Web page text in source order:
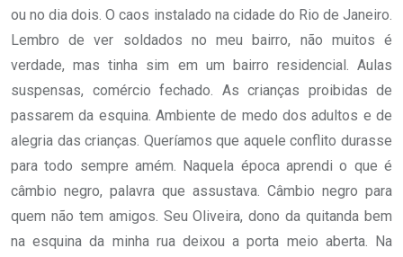
ou no dia dois. O caos instalado na cidade do Rio de Janeiro.
Lembro de ver soldados no meu bairro, não muitos é
verdade, mas tinha sim em um bairro residencial. Aulas
suspensas, comércio fechado. As crianças proibidas de
passarem da esquina. Ambiente de medo dos adultos e de
alegria das crianças. Queríamos que aquele conflito durasse
para todo sempre amém. Naquela época aprendi o que é
câmbio negro, palavra que assustava. Câmbio negro para
quem não tem amigos. Seu Oliveira, dono da quitanda bem
na esquina da minha rua deixou a porta meio aberta. Na